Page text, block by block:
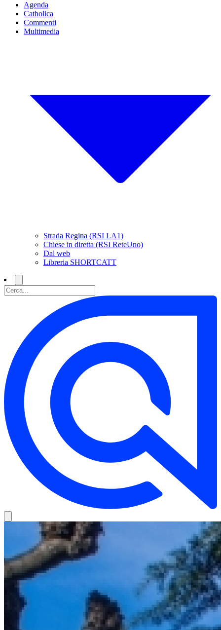
Agenda
Catholica
Commenti
Multimedia
Strada Regina (RSI LA1)
Chiese in diretta (RSI ReteUno)
Dal web
Libreria SHORTCATT